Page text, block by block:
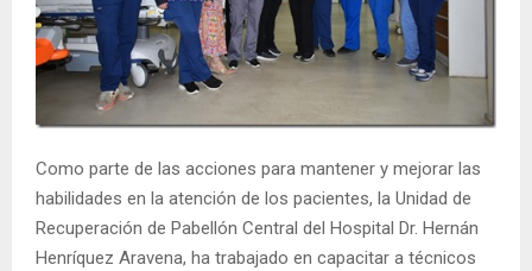
M
E
U
Como parte de las acciones para mantener y mejorar las
habilidades en la atención de los pacientes, la Unidad de
Recuperación de Pabellón Central del Hospital Dr. Hernán
Henríquez Aravena, ha trabajado en capacitar a técnicos